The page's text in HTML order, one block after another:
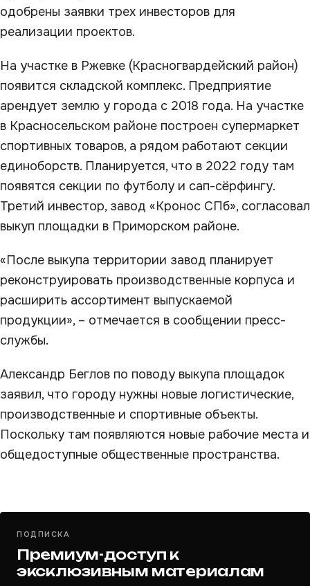
одобрены заявки трех инвесторов для
реализации проектов.
На участке в Ржевке (Красногвардейский район)
появится складской комплекс. Предприятие
арендует землю у города с 2018 года. На участке
в Красносельском районе построен супермаркет
спортивных товаров, а рядом работают секции
единоборств. Планируется, что в 2022 году там
появятся секции по футболу и сап-сёрфингу.
Третий инвестор, завод «Кронос СПб», согласовал
выкуп площадки в Приморском районе.
«После выкупа территории завод планирует
реконструировать производственные корпуса и
расширить ассортимент выпускаемой
продукции», – отмечается в сообщении пресс-
службы.
Александр Беглов по поводу выкупа площадок
заявил, что городу нужны новые логистические,
производственные и спортивные объекты.
Поскольку там появляются новые рабочие места и
общедоступные общественные пространства.
ПОДПИСКА
Премиум-доступ к
эксклюзивным материалам